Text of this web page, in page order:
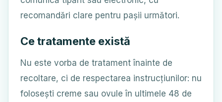
recomandări clare pentru pașii următori.
Ce tratamente există
Nu este vorba de tratament înainte de
recoltare, ci de respectarea instrucțiunilor: nu
folosești creme sau ovule în ultimele 48 de